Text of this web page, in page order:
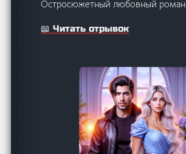
Остросюжетный любовный роман
📖 Читать отрывок